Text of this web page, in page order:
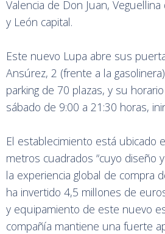
Valencia de Don Juan, Veguellina
y León capital.
Este nuevo Lupa abre sus
Ansúrez, 2 (frente a la
parking de 70 plazas, y su
sábado de 9:00 a 21:30 horas,
El establecimiento está ubicado
metros cuadrados “cuyo diseño
la experiencia global de compra
ha invertido 4,5 millones de
y equipamiento de este nuevo
compañía mantiene una fuerte